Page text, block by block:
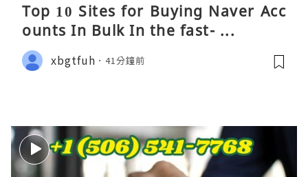
Top 10 Sites for Buying Naver Acc
ounts In Bulk In the fast- ...
xbgtfuh 41分鐘前